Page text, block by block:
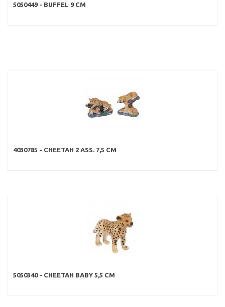
5050449 - BUFFEL 9 CM
4030785 - CHEETAH 2 ASS. 7,5 CM
5050340 - CHEETAH BABY 5,5 CM